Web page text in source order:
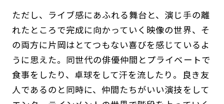
ただし、ライブ感にあふれる舞台と、演じ手の離
れたところで完成に向かっていく映像の世界、そ
の両方に片岡はとてつもない喜びを感じているよ
うに思えた。同世代の俳優仲間とプライベートで
食事をしたり、卓球をして汗を流したり。良き友
人であるのと同時に、仲間たちがいい演技をして